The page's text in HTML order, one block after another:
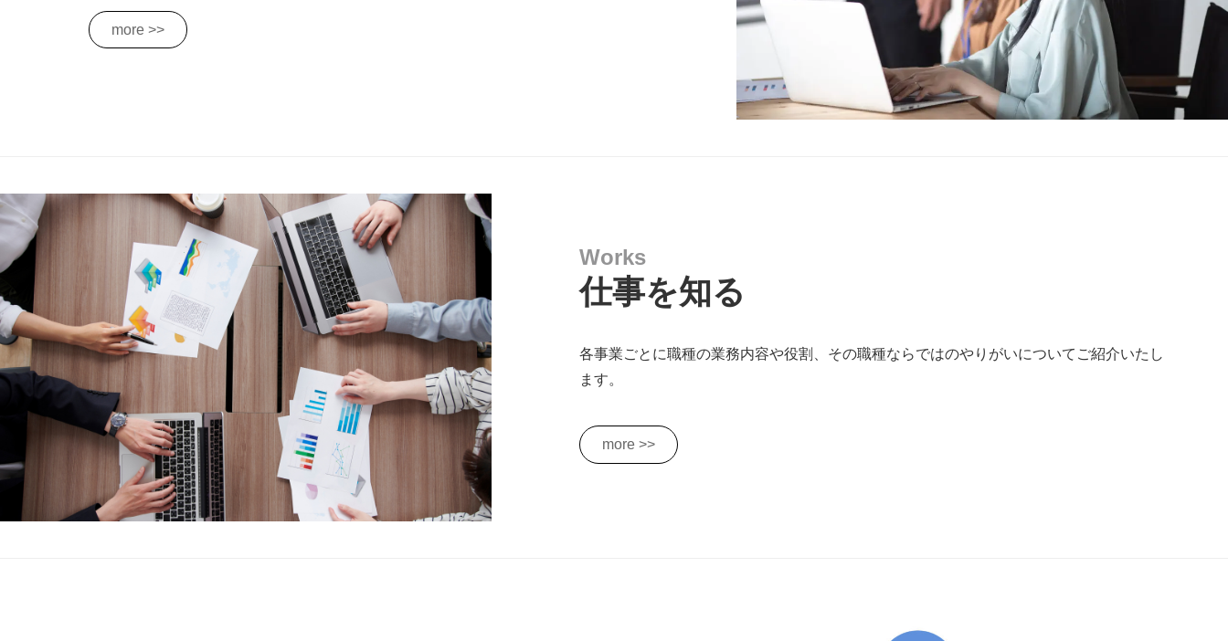
more >>
Works
仕事を知る
各事業ごとに職種の業務内容や役割、その職種ならではのやりがいについてご紹介いたし
ます。
more >>